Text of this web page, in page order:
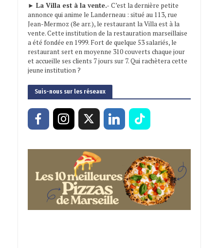
► La Villa est à la vente.- C’est la dernière petite
annonce qui anime le Landerneau : situé au 113, rue
Jean-Mermoz (8e arr.), le restaurant la Villa est à la
vente. Cette institution de la restauration marseillaise
a été fondée en 1999. Fort de quelque 53 salariés, le
restaurant sert en moyenne 310 couverts chaque jour
et accueille ses clients 7 jours sur 7. Qui rachètera cette
jeune institution ?
Suis-nous sur les réseaux